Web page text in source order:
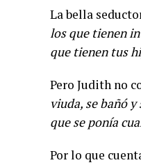
La bella
los que tienen
que tienen tus
Pero Judith no
viuda, se bañó
que se ponía
Por lo que